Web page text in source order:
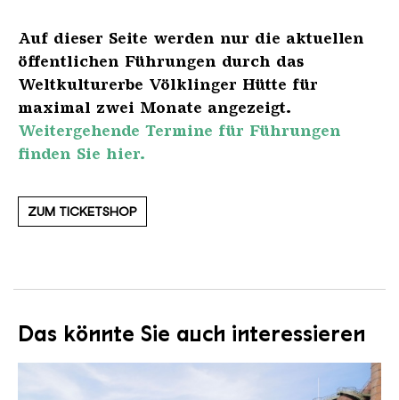
Auf dieser Seite werden nur die aktuellen
öffentlichen Führungen durch das
Weltkulturerbe Völklinger Hütte für
maximal zwei Monate angezeigt.
Weitergehende Termine für Führungen
finden Sie hier.
ZUM TICKETSHOP
Das könnte Sie auch interessieren